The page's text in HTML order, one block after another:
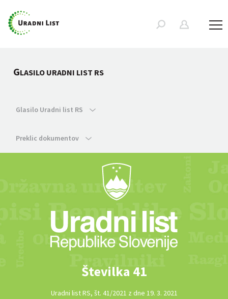
GLASILO URADNI LIST RS
Glasilo Uradni list RS
Preklic dokumentov
Številka 41
Uradni list RS, št. 41/2021 z dne 19. 3. 2021